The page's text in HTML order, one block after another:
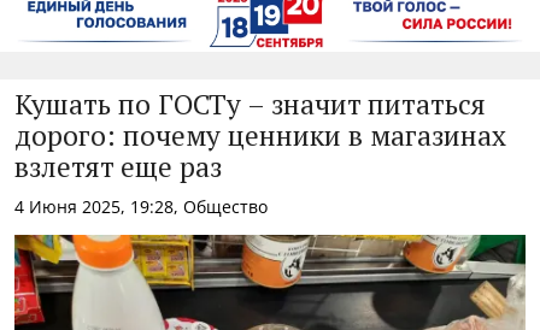
Кушать по ГОСТу – значит питаться
дорого: почему ценники в магазинах
взлетят еще раз
4 Июня 2025, 19:28, Общество